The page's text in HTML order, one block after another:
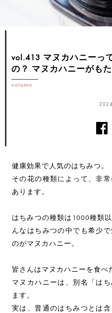
vol.413 マヌカハニーっ
の？ マヌカハニーがも
column
健康効果で人気のはちみつ。
その花の種類によって、非
あります。
はちみつの種類は1000種類
んなはちみつの中でも希少
のがマヌカハニー。
皆さんはマヌカハニーを食べ
マヌカハニーは、別名「は
ます。
実は、普通のはちみつとは